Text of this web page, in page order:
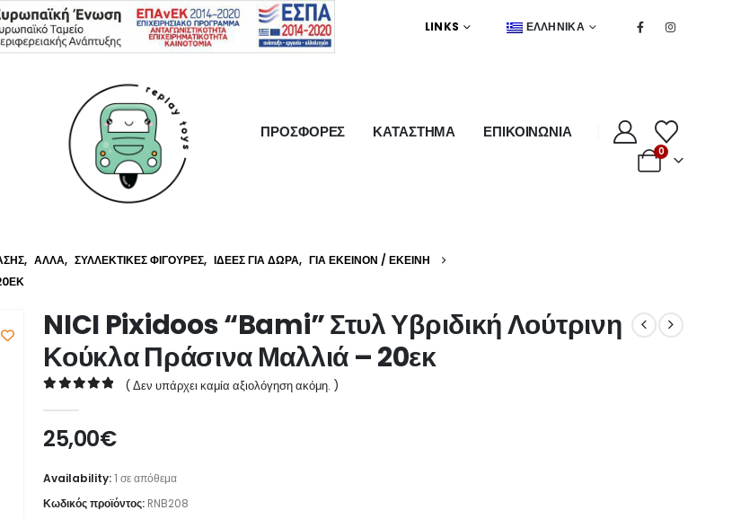
LINKS ΕΛΛΗΝΙΚΆ
ΠΡΟΣΦΟΡΕΣ ΚΑΤΑΣΤΗΜΑ ΕΠΙΚΟΙΝΩΝΙΑ
0
, ΆΛΛΑ, ΣΥΛΛΕΚΤΙΚΈΣ ΦΙΓΟΎΡΕΣ, ΙΔΈΕΣ ΓΙΑ ΔΏΡΑ, ΓΙΑ ΕΚΕΊΝΟΝ / ΕΚΕΊΝΗ
NICI Pixidoos “Bami” Στυλ Υβριδική Λούτρινη
Κούκλα Πράσινα Μαλλιά – 20εκ
( Δεν υπάρχει καμία αξιολόγηση ακόμη. )
25,00€
Availability:1 σε απόθεμα
Κωδικός προϊόντος: RNB208